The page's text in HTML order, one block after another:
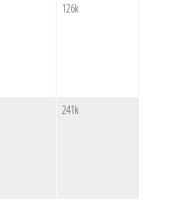
126k
241k